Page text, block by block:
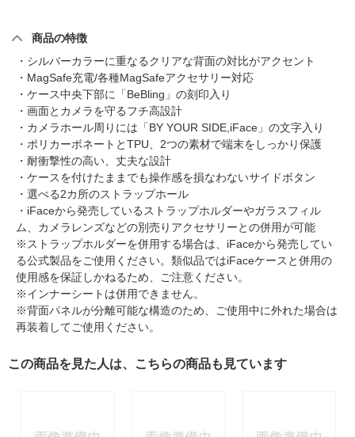
商品の特徴
・シルバーカラーに重なるクリアな背面の対比がアクセント
・MagSafe充電/各種MagSafeアクセサリー対応
・ケース中央下部に「BeBling」の刻印入り
・画面とカメラを守るフチ高設計
・カメラホール周りには「BY YOUR SIDE,iFace」の文字入り
・ポリカーボネートとTPU、2つの素材で端末をしっかり保護
・耐衝撃性の高い、丈夫な設計
・ケースを付けたままでも操作感を損なわないサイドボタン
・選べる2カ所のストラップホール
・iFaceから発売しているストラップホルダーやガラスフィル
ム、カメラレンズなどの別売りアクセサリーとの併用が可能
※ストラップホルダーを併用する場合は、iFaceから発売してい
る公式製品をご使用ください。類似品ではiFaceケースと併用の
使用感を保証しかねるため、ご注意ください。
※インナーシートは併用できません。
※背面パネルが分離可能な構造のため、ご使用中に外れた場合は
再装着してご使用ください。
この商品を見た人は、こちらの商品も見ています